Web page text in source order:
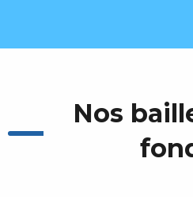
Nos